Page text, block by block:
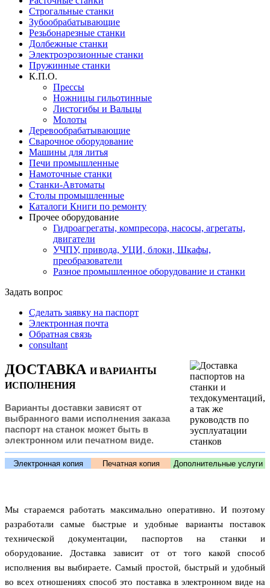
Строгальные станки
Зубообрабатывающие
Резьбонарезные станки
Долбежные станки
Электроэрозионные станки
Пружинные станки
К.П.О.
Прессы
Ножницы гильотинные
Листогибы и Вальцы
Молоты
Деревообрабатывающие
Сварочное оборудование
Машины для литья
Печи промышленные
Намоточные станки
Станки-Автоматы
Столы промышленные
Каталоги Книги по ремонту
Прочее оборудование
Гидроагрегаты, компресора, насосы, агрегаты,
двигатели
УЧПУ, привода, УЦИ, блоки, Шкафы,
преобразователи
Разное промышленное оборудование и станки
Задать вопрос
Сделать заявку на паспорт
Электронная почта
Обратная связь
consultant
ДОСТАВКА И ВАРИАНТЫ
ИСПОЛНЕНИЯ
Варианты доставки зависят от
выбранного вами исполнения заказа
паспорт на станок может быть в
электронном или печатном виде.
Электронная копия Печатная копия Дополнительные услуги
Мы стараемся работать максимально оперативно. И поэтому
разработали самые быстрые и удобные варианты поставок
технической документации, паспортов на станки и
оборудование. Доставка зависит от от того какой способ
исполнения вы выбираете. Самый простой, быстрый и удобный
во всех отношениях способ это поставка в электронном виде на